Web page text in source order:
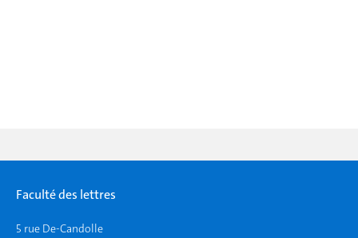
Faculté des lettres
5 rue De-Candolle